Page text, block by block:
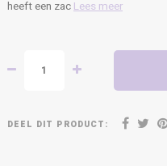
heeft een zacLees meer
DEEL DIT PRODUCT: